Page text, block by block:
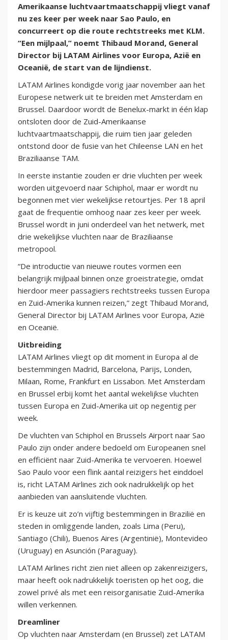
Amerikaanse luchtvaartmaatschappij vliegt vanaf
nu zes keer per week naar Sao Paulo, en
concurreert op die route rechtstreeks met KLM.
“Een mijlpaal,” noemt Thibaud Morand, General
Director bij LATAM Airlines voor Europa, Azië en
Oceanië, de start van de lijndienst.
LATAM Airlines kondigde vorig jaar november aan het
Europese netwerk uit te breiden met Amsterdam en
Brussel. Daardoor wordt de Benelux-markt in één klap
ontsloten door de Zuid-Amerikaanse
luchtvaartmaatschappij, die ruim tien jaar geleden
ontstond door de fusie van het Chileense LAN en het
Braziliaanse TAM.
In eerste instantie zouden er drie vluchten per week
worden uitgevoerd naar Schiphol, maar er wordt nu
begonnen met vier wekelijkse retourtjes. Per 18 april
gaat de frequentie omhoog naar zes keer per week.
Brussel wordt in juni onderdeel van het netwerk, met
drie wekelijkse vluchten naar de Braziliaanse
metropool.
“De introductie van nieuwe routes vormen een
belangrijk mijlpaal binnen onze groeistrategie, omdat
hierdoor meer passagiers rechtstreeks tussen Europa
en Zuid-Amerika kunnen reizen,” zegt Thibaud Morand,
General Director bij LATAM Airlines voor Europa, Azië
en Oceanië.
Uitbreiding
LATAM Airlines vliegt op dit moment in Europa al de
bestemmingen Madrid, Barcelona, Parijs, Londen,
Milaan, Rome, Frankfurt en Lissabon. Met Amsterdam
en Brussel erbij komt het aantal wekelijkse vluchten
tussen Europa en Zuid-Amerika uit op negentig per
week.
De vluchten van Schiphol en Brussels Airport naar Sao
Paulo zijn onder andere bedoeld om Europeanen snel
en efficiënt naar Zuid-Amerika te vervoeren. Hoewel
Sao Paulo voor een flink aantal reizigers het einddoel
is, richt LATAM Airlines zich ook nadrukkelijk op het
aanbieden van aansluitende vluchten.
Er is keuze uit zo’n vijftig bestemmingen in Brazilië en
steden in omliggende landen, zoals Lima (Peru),
Santiago (Chili), Buenos Aires (Argentinië), Montevideo
(Uruguay) en Asunción (Paraguay).
LATAM Airlines richt zien niet alleen op zakenreizigers,
maar heeft ook nadrukkelijk toeristen op het oog, die
zowel privé als met een reisorganisatie Zuid-Amerika
willen verkennen.
Dreamliner
Op vluchten naar Amsterdam (en Brussel) zet LATAM